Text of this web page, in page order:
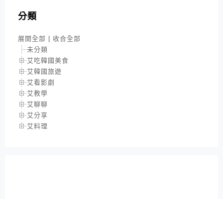
分類
展開全部 | 收合全部
未分類
艾吃韓國美食
艾韓國旅遊
艾看影劇
艾教學
艾聊聊
艾分享
艾料理